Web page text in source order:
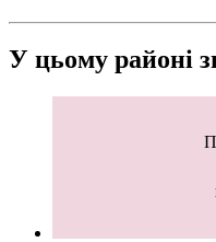
У цьому районі